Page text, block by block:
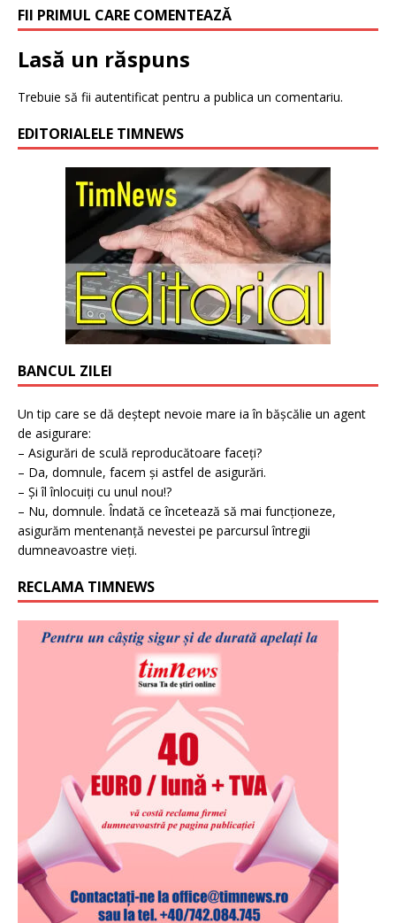
FII PRIMUL CARE COMENTEAZĂ
Lasă un răspuns
Trebuie să fii autentificat pentru a publica un comentariu.
EDITORIALELE TIMNEWS
BANCUL ZILEI
Un tip care se dă deștept nevoie mare ia în bășcălie un agent
de asigurare:
– Asigurări de sculă reproducătoare faceți?
– Da, domnule, facem și astfel de asigurări.
– Și îl înlocuiți cu unul nou!?
– Nu, domnule. Îndată ce încetează să mai funcționeze,
asigurăm mentenanță nevestei pe parcursul întregii
dumneavoastre vieți.
RECLAMA TIMNEWS